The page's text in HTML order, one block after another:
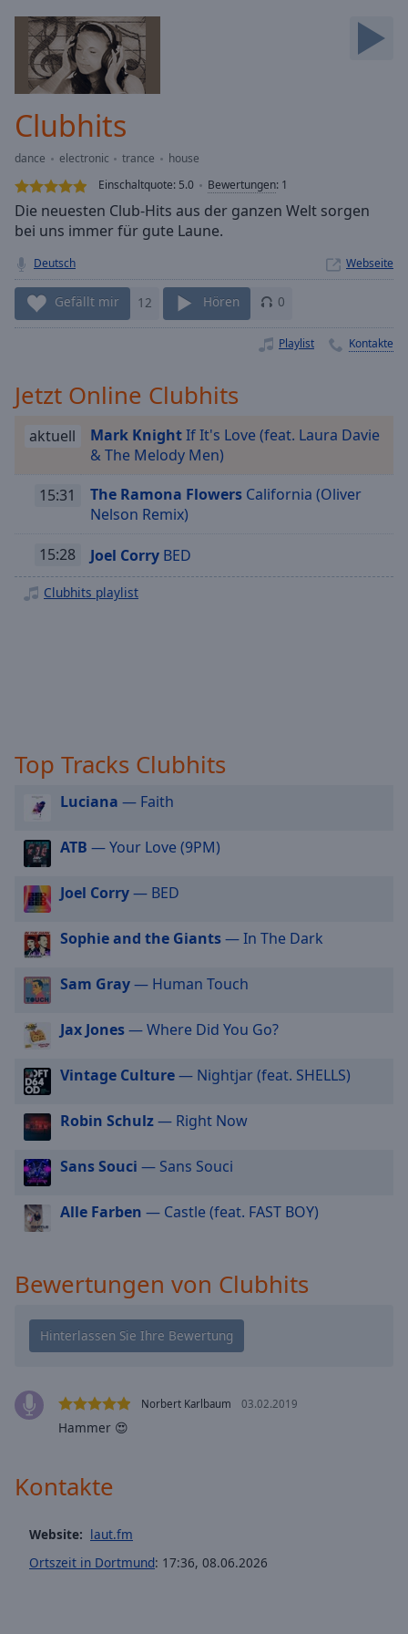
Skip
Forward
Mute
Current
Loaded :
0.00%
Stream
Type LIVE
live,
currently
behind
LIVE
Remaining
1x
Rate
Chapters
descriptions
off,
settings
subtitles
selected
Audio
Track
Picture-
in-
Picture
Fullscreen
This
window.
Beginning
dialog
window.
Escape
close
window.
Color
Text
Color
Clubhits
dance electronic trance
house
Einschaltquote: 5.0 Bewertungen: 1
Die neuesten Club-Hits aus der ganzen Welt sorgen
bei uns immer für gute Laune.
Deutsch Webseite
Gefällt mir 12 Hören 0
Playlist Kontakte
Jetzt Online Clubhits
aktuell Mark KnightIf It's Love (feat. Laura Davie
& The Melody Men)
15:31 The Ramona Flowers California (Oliver
Nelson Remix)
15:28 Joel Corry BED
Clubhits playlist
Top Tracks Clubhits
Luciana — Faith
ATB — Your Love (9PM)
Joel Corry— BED
Sophie and the Giants— In The Dark
Sam Gray— Human Touch
Jax Jones— Where Did You Go?
Vintage Culture— Nightjar (feat. SHELLS)
Robin Schulz— Right Now
Sans Souci — Sans Souci
Alle Farben — Castle (feat. FAST BOY)
Bewertungen von Clubhits
Norbert Karlbaum 03.02.2019
Hammer 😍
Kontakte
Website: laut.fm
Ortszeit in Dortmund: 17:36, 08.06.2026